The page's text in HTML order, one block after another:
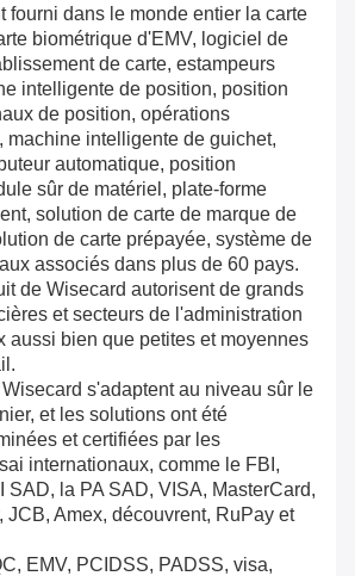
fourni dans le monde entier la carte
biométrique d'EMV, logiciel de
de carte, estampeurs
intelligente de position, position
de position, opérations
machine intelligente de guichet,
automatique, position
sûr de matériel, plate-forme
solution de carte de marque de
de carte prépayée, système de
associés dans plus de 60 pays.
de Wisecard autorisent de grands
et secteurs de l'administration
aussi bien que petites et moyennes
s'adaptent au niveau sûr le
et les solutions ont été
et certifiées par les
internationaux, comme le FBI,
SAD, la PA SAD, VISA, MasterCard,
JCB, Amex, découvrent, RuPay et
EMV, PCIDSS, PADSS, visa,